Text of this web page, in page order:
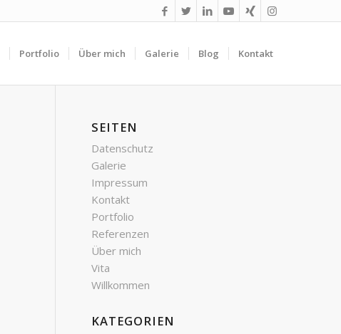
Portfolio Über mich Galerie Blog Kontakt
SEITEN
Datenschutz
Galerie
Impressum
Kontakt
Portfolio
Referenzen
Über mich
Vita
Willkommen
KATEGORIEN